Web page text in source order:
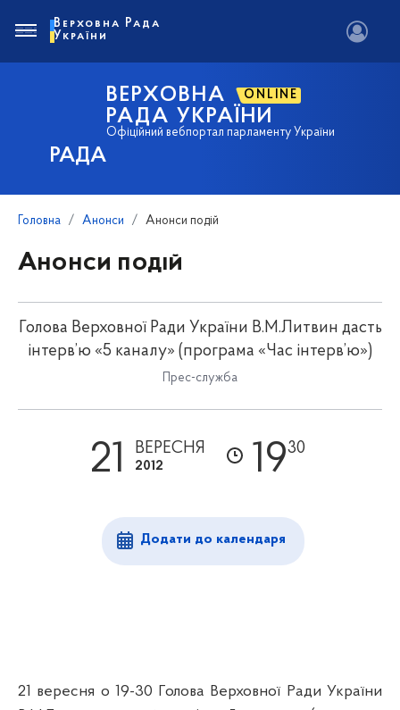
РАДА
ВЕРХОВНА ONLINE
РАДА УКРАЇНИ
Офіційний вебпортал парламенту України
Верховна Рада
України
Головна Анонси Анонси подій
Анонси подій
Голова Верховної Ради України В.М.Литвин дасть
інтерв’ю «5 каналу» (програма «Час інтерв’ю»)
Прес-служба
21 ВЕРЕСНЯ
2012 1930
Додати до календаря
21 вересня о 19-30 Голова Верховної Ради України